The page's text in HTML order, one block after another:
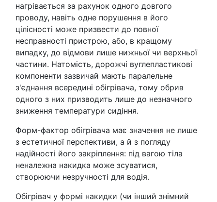
нагрівається за рахунок одного довгого
проводу, навіть одне порушення в його
цілісності може призвести до повної
несправності пристрою, або, в кращому
випадку, до відмови лише нижньої чи верхньої
частини. Натомість, дорожчі вуглепластикові
компоненти зазвичай мають паралельне
з'єднання всередині обігрівача, тому обрив
одного з них призводить лише до незначного
зниження температури сидіння.
Форм-фактор обігрівача має значення не лише
з естетичної перспективи, а й з погляду
надійності його закріплення: під вагою тіла
неналежна накидка може зсуватися,
створюючи незручності для водія.
Обігрівач у формі накидки (чи інший знімний